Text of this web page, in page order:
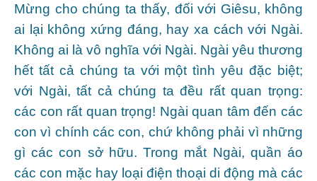
Mừng cho chúng ta thấy, đối với Giêsu, không
ai lại không xứng đáng, hay xa cách với Ngài.
Không ai là vô nghĩa với Ngài. Ngài yêu thương
hết tất cả chúng ta với một tình yêu đặc biệt;
với Ngài, tất cả chúng ta đều rất quan trọng:
các con rất quan trọng! Ngài quan tâm đến các
con vì chính các con, chứ không phải vì những
gì các con sở hữu. Trong mắt Ngài, quần áo
các con mặc hay loại điện thoại di động mà các